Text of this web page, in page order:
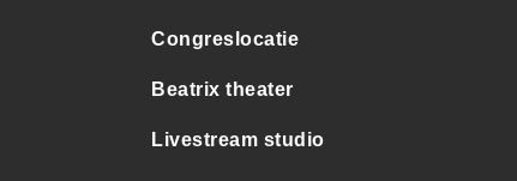
Congreslocatie
Beatrix theater
Livestream studio